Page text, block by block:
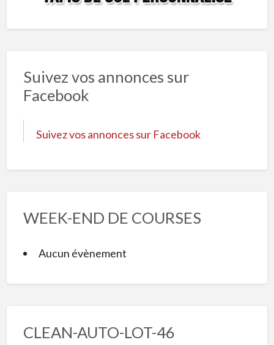
Suivez vos annonces sur
Facebook
Suivez vos annonces sur Facebook
WEEK-END DE COURSES
Aucun évènement
CLEAN-AUTO-LOT-46